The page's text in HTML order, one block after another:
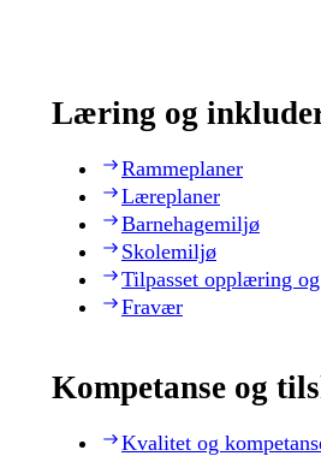
Læring og
Rammeplaner
Læreplaner
Barnehagemiljø
Skolemiljø
Tilpasset opplæring
Fravær
Kompetanse og
Kvalitet og